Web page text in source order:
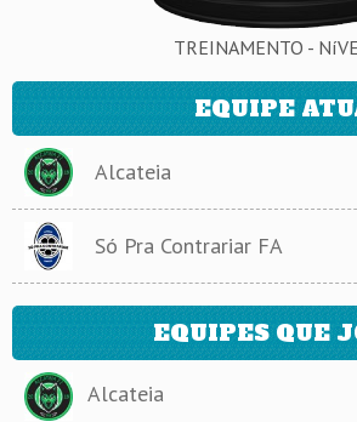
TREINAMENTO -
EQUIPE
Alcateia
Só Pra Contrariar FA
EQUIPES QUE
Alcateia